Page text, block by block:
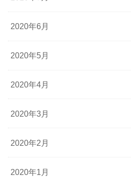
2020年6月
2020年5月
2020年4月
2020年3月
2020年2月
2020年1月